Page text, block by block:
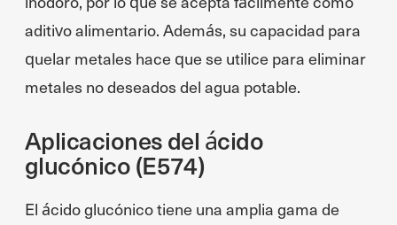
aditivo alimentario. Además, su capacidad para
quelar metales hace que se utilice para eliminar
metales no deseados del agua potable.
Aplicaciones del ácido
glucónico (E574)
El ácido glucónico tiene una amplia gama de